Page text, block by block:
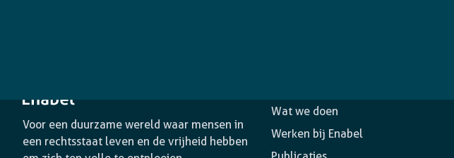
Voor een duurzame wereld waar mensen in
een rechtsstaat leven en de vrijheid hebben
Wat we doen
Werken bij Enabel